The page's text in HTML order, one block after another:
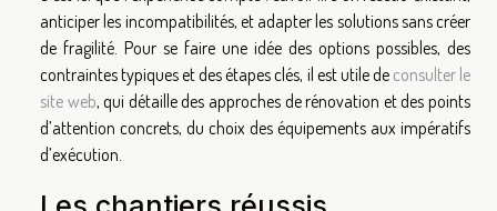
anticiper les incompatibilités, et adapter les solutions sans créer
de fragilité. Pour se faire une idée des options possibles, des
contraintes typiques et des étapes clés, il est utile de consulter le
site web, qui détaille des approches de rénovation et des points
d’attention concrets, du choix des équipements aux impératifs
d’exécution.